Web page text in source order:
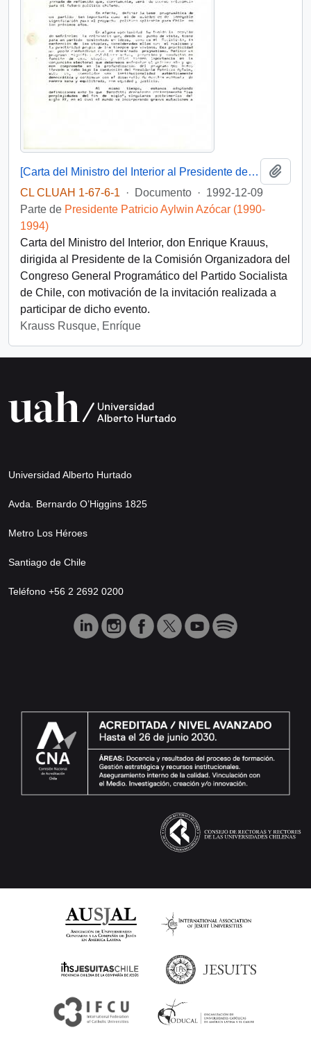
[Carta del Ministro del Interior al Presidente de la Comisión Organizadora del Congreso General Programático del Partido Socialista de Chile]
CL CLUAH 1-67-6-1
· Documento · 1992-12-09
Parte de Presidente Patricio Aylwin Azócar (1990-
1994)
Carta del Ministro del Interior, don Enrique Krauus,
dirigida al Presidente de la Comisión Organizadora del
Congreso General Programático del Partido Socialista
de Chile, con motivación de la invitación realizada a
participar de dicho evento.
Krauss Rusque, Enríque
Universidad Alberto Hurtado
Avda. Bernardo O’Higgins 1825
Metro Los Héroes
Santiago de Chile
Teléfono +56 2 2692 0200